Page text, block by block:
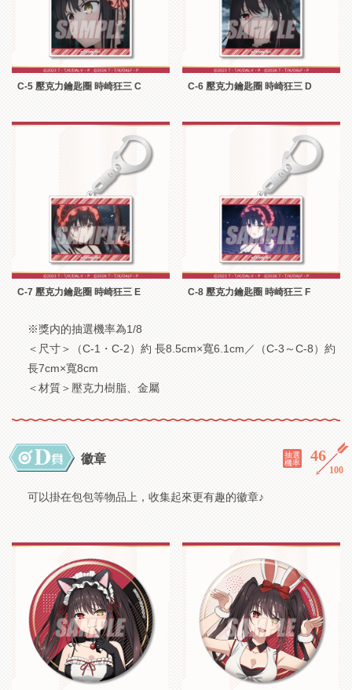
C-5 壓克力鑰匙圈 時崎狂三 C C-6 壓克力鑰匙圈 時崎狂三 D
C-7 壓克力鑰匙圈 時崎狂三 E C-8 壓克力鑰匙圈 時崎狂三 F
※獎内的抽選機率為1/8
＜尺寸＞（C-1・C-2）約 長8.5cm×寬6.1cm／（C-3～C-8）約
長7cm×寬8cm
＜材質＞壓克力樹脂、金屬
徽章
抽選
機率
46
／ 100
可以掛在包包等物品上，收集起來更有趣的徽章♪